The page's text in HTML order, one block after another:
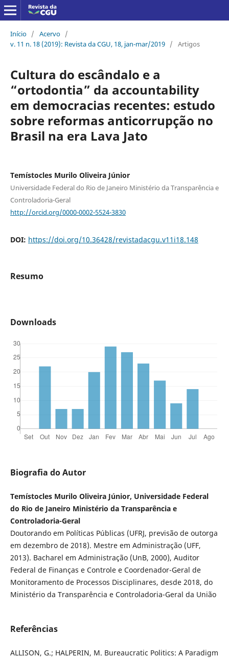
Início / Acervo /
v. 11 n. 18 (2019): Revista da CGU, 18, jan-mar/2019 / Artigos
Cultura do escândalo e a
“ortodontia” da accountability
em democracias recentes: estudo
sobre reformas anticorrupção no
Brasil na era Lava Jato
Temístocles Murilo Oliveira Júnior
Universidade Federal do Rio de Janeiro Ministério da Transparência e
Controladoria-Geral
http://orcid.org/0000-0002-5524-3830
DOI: https://doi.org/10.36428/revistadacgu.v11i18.148
Resumo
Downloads
Biografia do Autor
Temístocles Murilo Oliveira Júnior, Universidade Federal
do Rio de Janeiro Ministério da Transparência e
Controladoria-Geral
Doutorando em Políticas Públicas (UFRJ, previsão de outorga
em dezembro de 2018). Mestre em Administração (UFF,
2013). Bacharel em Administração (UnB, 2000), Auditor
Federal de Finanças e Controle e Coordenador-Geral de
Monitoramento de Processos Disciplinares, desde 2018, do
Ministério da Transparência e Controladoria-Geral da União
Referências
ALLISON, G.; HALPERIN, M. Bureaucratic Politics: A Paradigm